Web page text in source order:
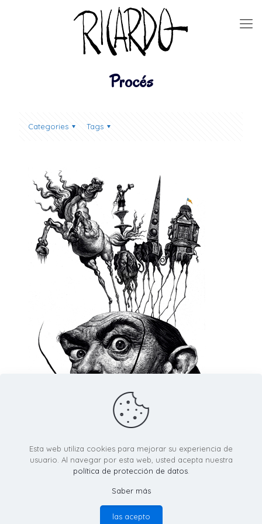
Procés
Categories Tags
© RicardoMartinezIllustration.com - Todos los derechos
reservados -política de provacidad
Esta web utiliza cookies para mejorar su experiencia de
usuario. Al navegar por esta web, usted acepta nuestra
política de protección de datos.
Saber más
las acepto